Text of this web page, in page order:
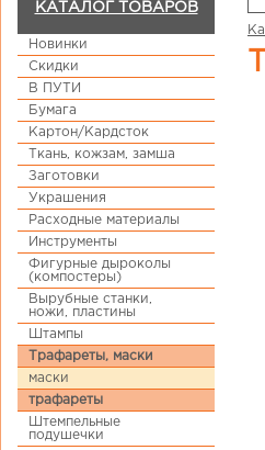
КАТАЛОГ ТОВАРОВ
Новинки
Скидки
В ПУТИ
Бумага
Картон/Кардсток
Ткань, кожзам, замша
Заготовки
Украшения
Расходные материалы
Инструменты
Фигурные дыроколы
(компостеры)
Вырубные станки,
ножи, пластины
Штампы
Трафареты, маски
маски
трафареты
Штемпельные
подушечки